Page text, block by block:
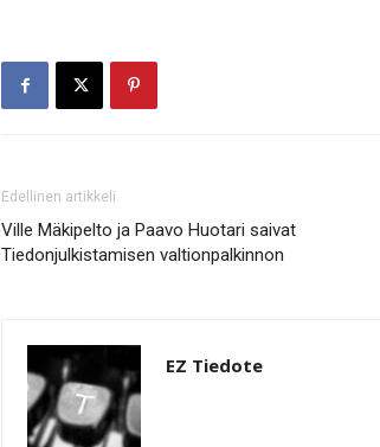
Edellinen artikkeli
Ville Mäkipelto ja Paavo Huotari saivat
Tiedonjulkistamisen valtionpalkinnon
EZ Tiedote